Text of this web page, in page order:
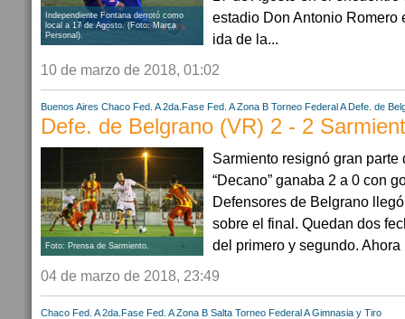
Independiente Fontana derrotó como
local a 17 de Agosto. (Foto: Marca
Personal).
estadio Don Antonio Romero
ida de la...
10 de marzo de 2018, 01:02
Buenos Aires Chaco Fed. A 2da.Fase Fed. A Zona B Torneo Federal A Defe. de
Defe. de Belgrano (VR) 2 - 2
Foto: Prensa de Sarmiento.
Sarmiento resignó gran
“Decano” ganaba 2 a 0 con
Defensores de Belgrano
sobre el final. Quedan dos
del primero y segundo. Ahora
04 de marzo de 2018, 23:49
Chaco Fed. A 2da.Fase Fed. A Zona B Salta Torneo Federal A Gimnasia y Tiro